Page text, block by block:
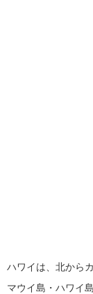
ハワイは、北から
マウイ島・ハワイ